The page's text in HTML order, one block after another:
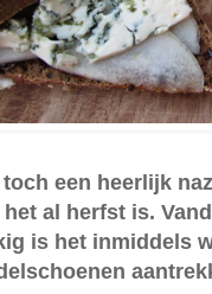
een heerlijk
al herfst is.
is het inmiddels